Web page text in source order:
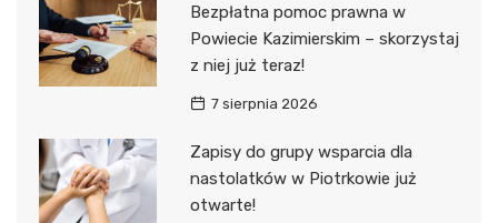
Bezpłatna pomoc prawna w
Powiecie Kazimierskim – skorzystaj
z niej już teraz!
7 sierpnia 2026
Zapisy do grupy wsparcia dla
nastolatków w Piotrkowie już
otwarte!